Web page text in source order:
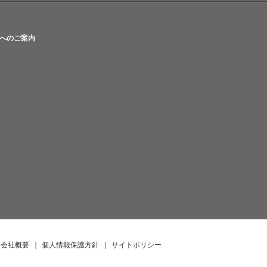
のご案内
会社概要 ｜ 個人情報保護方針 ｜ サイトポリシー